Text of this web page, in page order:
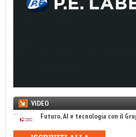
VIDEO
Futuro, AI e tecnologia con il